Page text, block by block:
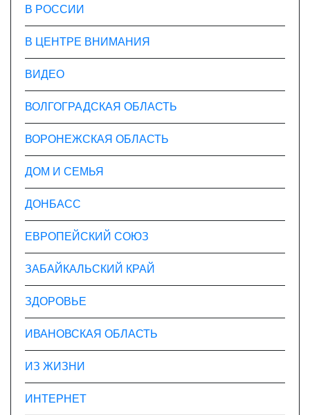
В РОССИИ
В ЦЕНТРЕ ВНИМАНИЯ
ВИДЕО
ВОЛГОГРАДСКАЯ ОБЛАСТЬ
ВОРОНЕЖСКАЯ ОБЛАСТЬ
ДОМ И СЕМЬЯ
ДОНБАСС
ЕВРОПЕЙСКИЙ СОЮЗ
ЗАБАЙКАЛЬСКИЙ КРАЙ
ЗДОРОВЬЕ
ИВАНОВСКАЯ ОБЛАСТЬ
ИЗ ЖИЗНИ
ИНТЕРНЕТ